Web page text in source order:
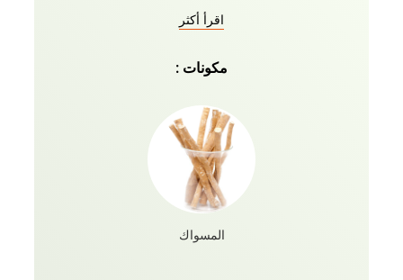
إنه مصمم خصيصا للوصول إلى الأماكن التي لا تستطيع
جزيئات الطعام والشوائب وغيرها من الحطام حتى من
أضيق الفجوات بين الأسنان ، وبالتالي القضاء على الجراثيم
غسول الفم دابر مسواك جرثومة القتل مع العرق الذي
يحميك من البلاك ورائحة الفم الكريهة طوال اليوم.
اقرأ أكثر
مكونات :
المسواك